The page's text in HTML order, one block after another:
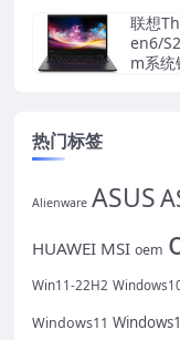
联想
en6/
m系统
热门标签
Alienware ASUS
HUAWEI MSI oem
Win11-22H2
Windows11